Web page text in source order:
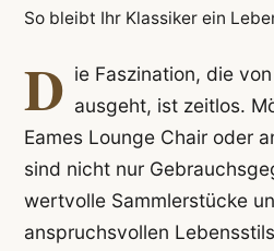
So bleibt Ihr Klassiker ein
D ie Faszination, die
ausgeht, ist zeitlos.
Eames Lounge Chair oder
sind nicht nur
wertvolle Sammlerstücke
anspruchsvollen